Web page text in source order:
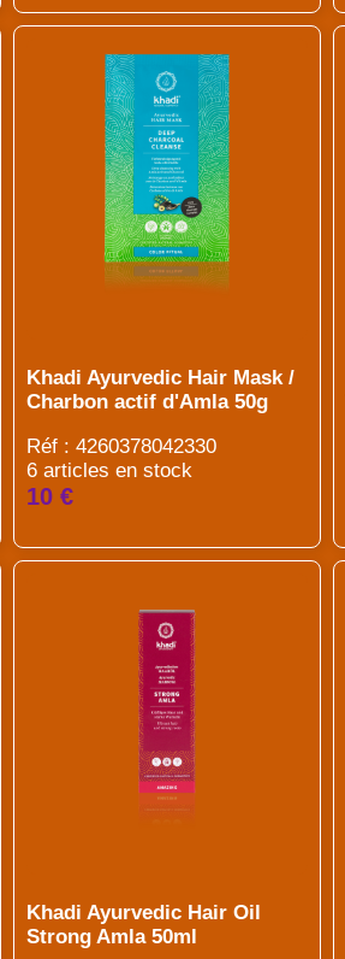
Khadi Ayurvedic Hair Mask /
Charbon actif d'Amla 50g
Réf : 4260378042330
6 articles en stock
10 €
Khadi Ayurvedic Hair Oil
Strong Amla 50ml